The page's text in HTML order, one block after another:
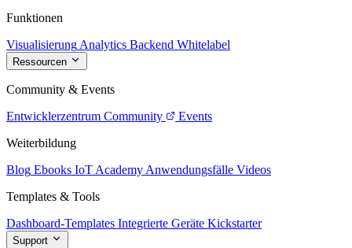
Funktionen
Visualisierung Analytics Backend Whitelabel
Ressourcen
Community & Events
Entwicklerzentrum Community
Events
Weiterbildung
Blog Ebooks IoT Academy Anwendungsfälle Videos
Templates & Tools
Dashboard-Templates Integrierte Geräte Kickstarter
Support